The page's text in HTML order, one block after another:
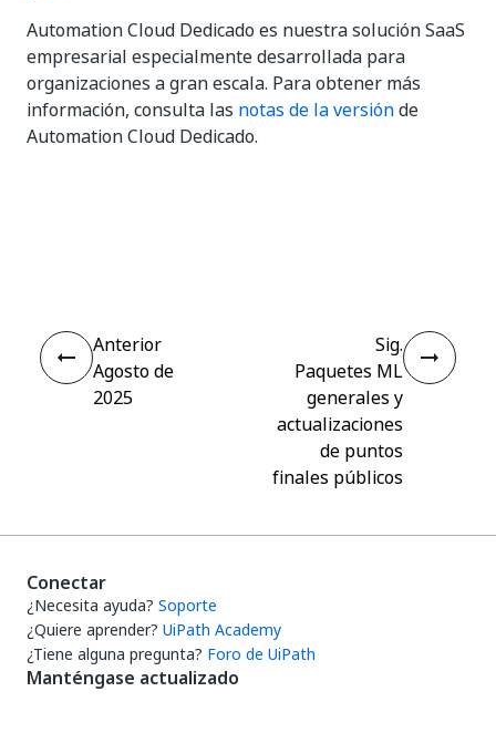
Automation Cloud Dedicado es nuestra solución SaaS
empresarial especialmente desarrollada para
organizaciones a gran escala. Para obtener más
información, consulta las notas de la versiónde
Automation Cloud Dedicado.
Anterior
Agosto de
2025
Sig.
Paquetes ML
generales y
actualizaciones
de puntos
finales públicos
Conectar
¿Necesita ayuda? Soporte
¿Quiere aprender? UiPath Academy
¿Tiene alguna pregunta? Foro de UiPath
Manténgase actualizado